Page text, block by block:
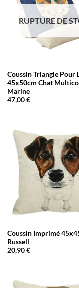
RUPTURE DE
Coussin Triangle Pour
45x50cm Chat
Marine
47,00€
Coussin Imprimé
Russell
20,90€